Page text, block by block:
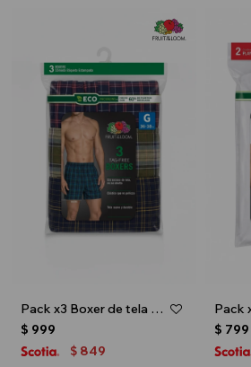
Pack x3 Boxer de tela para caballero - Multicolor
$ 999
$ 849
$ 799